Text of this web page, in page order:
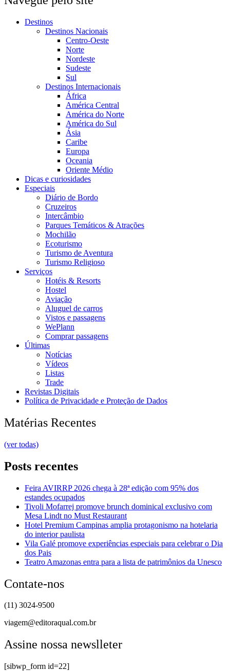
Destinos
Destinos Nacionais
Centro-Oeste
Norte
Nordeste
Sudeste
Sul
Destinos Internacionais
África
América Central
América do Norte
América do Sul
Ásia
Caribe
Europa
Oceania
Oriente Médio
Dicas e curiosidades
Especiais
Diário de Bordo
Cruzeiros
Intercâmbio
Parques Temáticos & Atrações
Mochilão
Ecoturismo
Turismo de Aventura
Turismo Religioso
Serviços
Hotéis & Resorts
Hostel
Aviação
Aluguel de carros
Vistos e passagens
WePlann
Comprar passagens
Últimas
Notícias
Vídeos
Listas
Trade
Revistas Digitais
Política de Privacidade e Proteção de Dados
Matérias Recentes
(ver todas)
Posts recentes
Feira AVIRRP 2026 chega à 28ª edição com 95% dos
estandes ocupados
Tivoli Mofarrej promove brunch dominical exclusivo com
Mesa Lindt no Must Restaurant
Hotel Premium Campinas amplia protagonismo na hotelaria
do interior paulista
Vila Galé promove experiências especiais para celebrar o Dia
dos Pais
Teatro Amazonas entra para a lista de patrimônios da Unesco
Contate-nos
(11) 3024-9500
viagem@editoraqual.com.br
Assine nossa newslleter
[sibwp_form id=22]